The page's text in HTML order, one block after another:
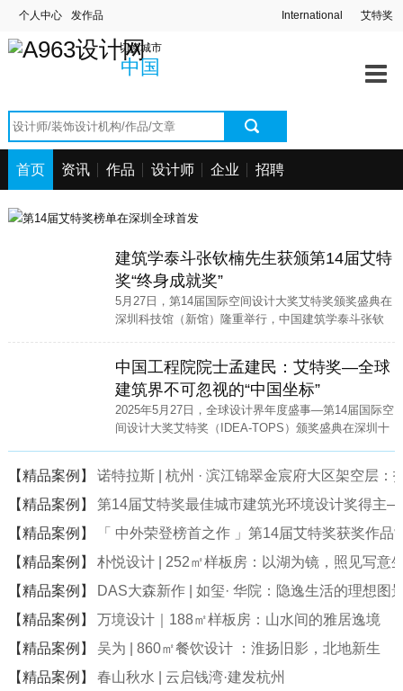
个人中心 发作品 艾特奖
International
切换城市
中国
首页 资讯 作品 设计师 企业 招聘
建筑学泰斗张钦楠先生获颁第14届艾特
奖“终身成就奖”
5月27日，第14届国际空间设计大奖艾特奖颁奖盛典在
深圳科技馆（新馆）隆重举行，中国建筑学泰斗张钦
中国工程院院士孟建民：艾特奖—全球
建筑界不可忽视的“中国坐标”
2025年5月27日，全球设计界年度盛事—第14届国际空
间设计大奖艾特奖（IDEA-TOPS）颁奖盛典在深圳十
【精品案例】
诺特拉斯 | 杭州 · 滨江锦翠金宸府大区架空层：
【精品案例】
第14届艾特奖最佳城市建筑光环境设计奖得主
【精品案例】
「 中外荣登榜首之作 」第14届艾特奖获奖作品
【精品案例】
朴悦设计 | 252㎡样板房：以湖为镜，照见写意
【精品案例】
DAS大森新作 | 如玺· 华院：隐逸生活的理想图
【精品案例】
万境设计｜188㎡样板房：山水间的雅居逸境
【精品案例】
吴为 | 860㎡餐饮设计 ：淮扬旧影，北地新生
【精品案例】
春山秋水 | 云启钱湾·建发杭州